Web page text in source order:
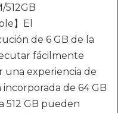
512GB
】El
de 6 GB de la
fácilmente
una experiencia de
de 64 GB
512 GB pueden